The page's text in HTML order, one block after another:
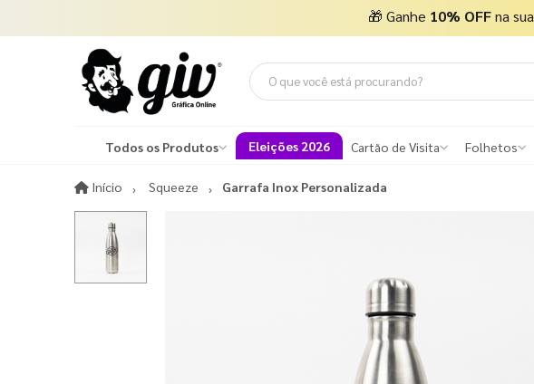
🎁 Ganhe 10% OFFna sua
Todos os Produtos Eleições 2026 Cartão de Visita Folhetos
Início InícioSqueeze Garrafa Inox Personalizada